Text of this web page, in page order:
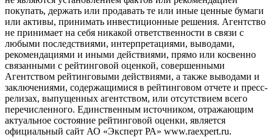
покупать, держать или продавать те или иные ценные бумаги
или активы, принимать инвестиционные решения. Агентство
не принимает на себя никакой ответственности в связи с
любыми последствиями, интерпретациями, выводами,
рекомендациями и иными действиями, прямо или косвенно
связанными с рейтинговой оценкой, совершенными
Агентством рейтинговыми действиями, а также выводами и
заключениями, содержащимися в рейтинговом отчете и пресс-
релизах, выпущенных агентством, или отсутствием всего
перечисленного. Единственным источником, отражающим
актуальное состояние рейтинговой оценки, является
официальный сайт АО «Эксперт РА» www.raexpert.ru.